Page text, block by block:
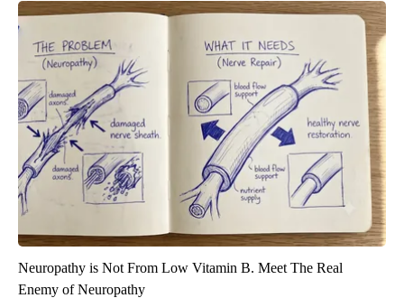
Neuropathy is Not From Low Vitamin B. Meet The Real
Enemy of Neuropathy